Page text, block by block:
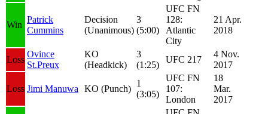
Win
Patrick
Cummins
Decision
(Unanimous)
3
(5:00)
UFC FN
128:
Atlantic
City
21 Apr.
2018
Loss
Ovince
St.Preux
KO
(Headkick)
3
(1:25)
UFC 217
4 Nov.
2017
Loss Jimi Manuwa KO (Punch)
1
(3:05)
UFC FN
107:
London
18
Mar.
2017